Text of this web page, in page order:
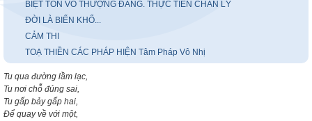
BIỆT TÔN VÔ THƯỢNG ĐẲNG. THỰC TIỄN CHÂN LÝ
ĐỜI LÀ BIỂN KHỔ...
CẢM THI
TOẠ THIỀN CÁC PHÁP HIỆN Tâm Pháp Vô Nhị
Tu qua đường lầm lạc,
Tu nơi chỗ đúng sai,
Tu gấp bảy gấp hai,
Để quay về với một,